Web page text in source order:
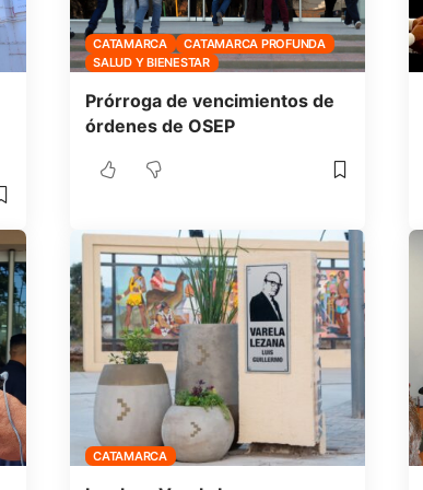
CATAMARCA
CATAMARCA PROFUNDA
SALUD Y BIENESTAR
Prórroga de vencimientos de
órdenes de OSEP
CATAMARCA